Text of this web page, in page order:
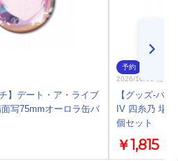
】デート・ア・ライブ
写75mmオーロラ缶バ
予約
2026/10/09 発売
【グッズ-バ
IV 四糸乃 場
個セット
￥1,815